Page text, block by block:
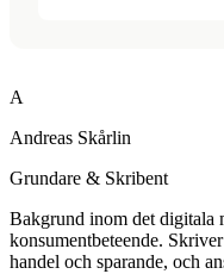
A
Andreas Skårlin
Grundare & Skribent
Bakgrund inom det digitala
konsumentbeteende.
handel och sparande, och